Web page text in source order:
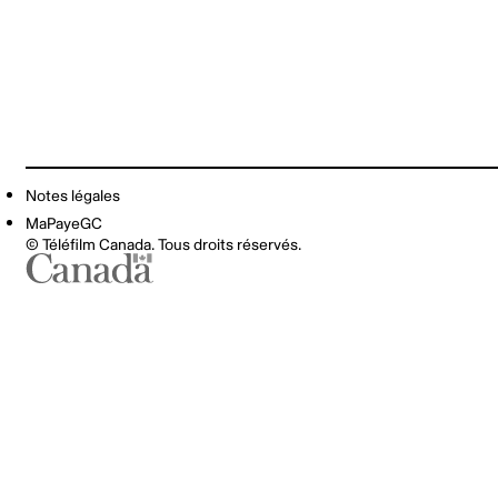
Notes légales
MaPayeGC
© Téléfilm Canada. Tous droits réservés.